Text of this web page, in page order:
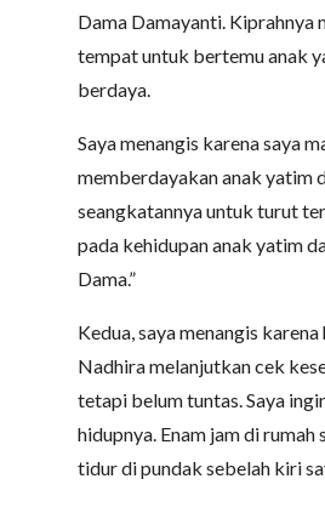
Dama Damayanti. Kiprahnya
tempat untuk bertemu anak
berdaya.
Saya menangis karena saya
memberdayakan anak yatim
seangkatannya untuk turut
pada kehidupan anak yatim
Dama.”
Kedua, saya menangis
Nadhira melanjutkan cek
tetapi belum tuntas. Saya
hidupnya. Enam jam di
tidur di pundak sebelah kiri